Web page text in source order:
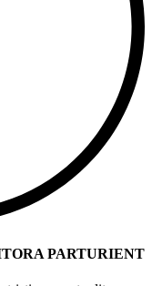
PARTURIENT